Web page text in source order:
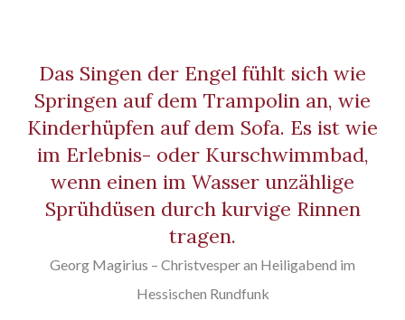
Das Singen der Engel fühlt sich wie
Springen auf dem Trampolin an, wie
Kinderhüpfen auf dem Sofa. Es ist wie
im Erlebnis- oder Kurschwimmbad,
wenn einen im Wasser unzählige
Sprühdüsen durch kurvige Rinnen
tragen.
Georg Magirius – Christvesper an Heiligabend im
Hessischen Rundfunk